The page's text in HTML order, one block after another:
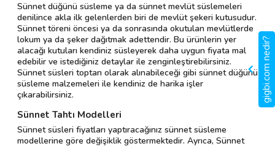
Sünnet düğünü süsleme ya da sünnet mevlüt süslemeleri
denilince akla ilk gelenlerden biri de mevlüt şekeri kutusudur.
Sünnet töreni öncesi ya da sonrasında okutulan mevlütlerde
lokum ya da şeker dağıtmak adettendir. Bu ürünlerin yer
alacağı kutuları kendiniz süsleyerek daha uygun fiyata mal
edebilir ve istediğiniz detaylar ile zenginleştirebilirsiniz.
Sünnet süsleri toptan olarak alınabileceği gibi sünnet düğünü
süsleme malzemeleri ile kendiniz de harika işler
çıkarabilirsiniz.
Sünnet Tahtı Modelleri
Sünnet süsleri fiyatları yaptıracağınız sünnet süsleme
modellerine göre değişiklik göstermektedir. Ayrıca, Sünnet
gigbi.com nedir?